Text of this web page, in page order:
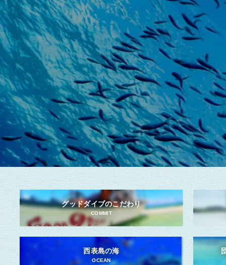
グッドダイブのこだわり
COMMIT
西表島の海
OCEAN